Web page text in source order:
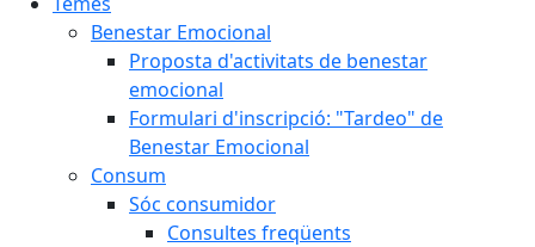
Benestar Emocional
Proposta d'activitats de benestar
emocional
Formulari d'inscripció: "Tardeo" de
Benestar Emocional
Consum
Sóc consumidor
Consultes freqüents